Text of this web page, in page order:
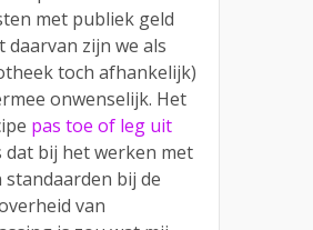
met publiek geld
daarvan zijn we als
toch afhankelijk)
onwenselijk. Het
pas toe of leg uit
dat bij het werken met
standaarden bij de
van